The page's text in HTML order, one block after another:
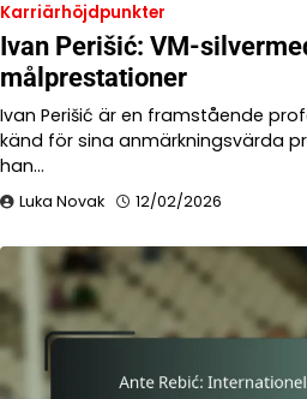
Karriärhöjdpunkter
Ivan Perišić: VM-
målprestationer
Ivan Perišić är en framstående
känd för sina anmärkningsvärda
han…
Luka Novak 12/02/2026